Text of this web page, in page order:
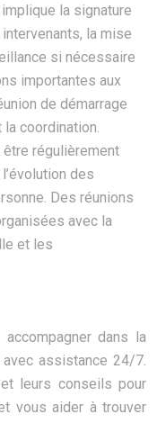
implique la signature
la mise
si nécessaire
importantes aux
de démarrage
coordination.
être régulièrement
des
Des réunions
avec la
et les
dans la
assistance 24/7.
leurs conseils pour
vous aider à trouver